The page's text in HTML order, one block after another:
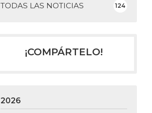
TODAS LAS NOTICIAS 124
¡COMPÁRTELO!
2026